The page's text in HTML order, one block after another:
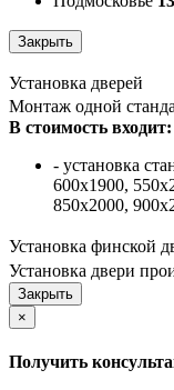
Установка дверей
Монтаж одной
В стоимость входит:
- установка
600х1900,
850х2000,
Установка финской
Установка двери
×
Получить